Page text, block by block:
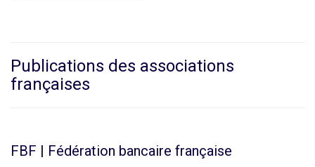
Publications des associations
françaises
FBF | Fédération bancaire française